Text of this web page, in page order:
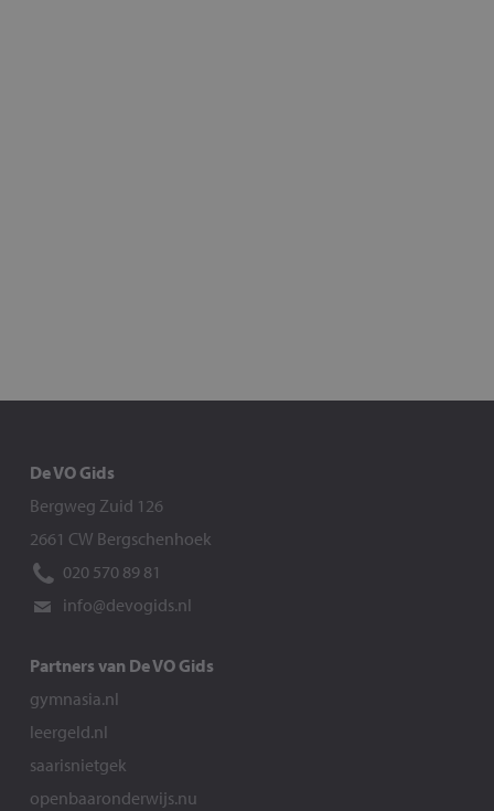
De VO Gids
Bergweg Zuid 126
2661 CW Bergschenhoek
020 570 89 81
info@devogids.nl
Partners van De VO Gids
gymnasia.nl
leergeld.nl
saarisnietgek
openbaaronderwijs.nu